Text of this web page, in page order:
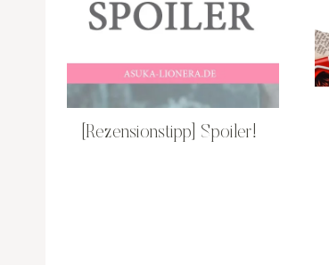
[Rezensionstipp] Spoiler!